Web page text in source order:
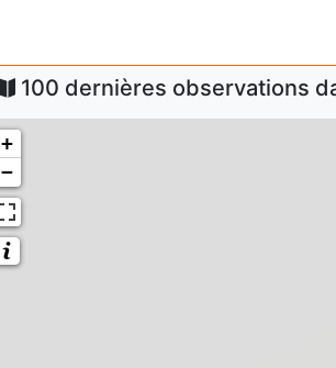
100 dernières observations
+
−